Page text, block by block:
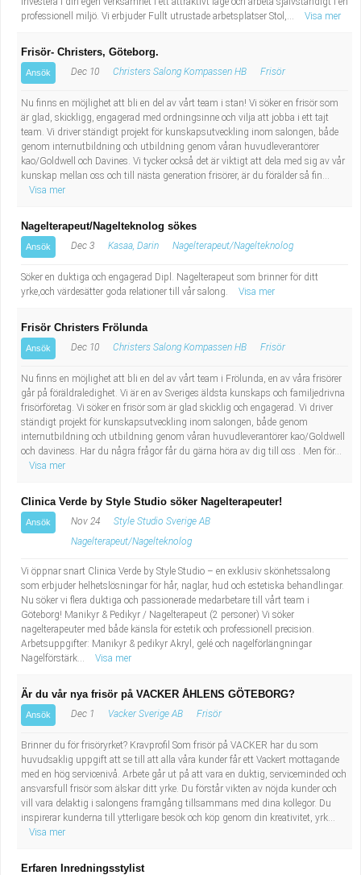
professionell miljö. Vi erbjuder Fullt utrustade arbetsplatser Stol,...
Visa mer
Frisör- Christers, Göteborg.
Ansök Dec 10 Christers Salong Kompassen HB Frisör
Nu finns en möjlighet att bli en del av vårt team i stan! Vi söker en frisör som
är glad, skickligg, engagerad med ordningsinne och vilja att jobba i ett tajt
team. Vi driver ständigt projekt för kunskapsutveckling inom salongen, både
genom internutbildning och utbildning genom våran huvudleverantörer
kao/Goldwell och Davines. Vi tycker också det är viktigt att dela med sig av vår
kunskap mellan oss och till nästa generation frisörer, är du förälder så fin...
Visa mer
Nagelterapeut/Nagelteknolog sökes
Ansök Dec 3 Kasaa, Darin Nagelterapeut/Nagelteknolog
Söker en duktiga och engagerad Dipl. Nagelterapeut som brinner för ditt
yrke,och värdesätter goda relationer till vår salong.
Visa mer
Frisör Christers Frölunda
Ansök Dec 10 Christers Salong Kompassen HB Frisör
Nu finns en möjlighet att bli en del av vårt team i Frölunda, en av våra frisörer
går på föräldraledighet. Vi är en av Sveriges äldsta kunskaps och familjedrivna
frisörföretag. Vi söker en frisör som är glad skicklig och engagerad. Vi driver
ständigt projekt för kunskapsutveckling inom salongen, både genom
internutbildning och utbildning genom våran huvudleverantörer kao/Goldwell
och daviness. Har du några frågor får du gärna höra av dig till oss . Men för...
Visa mer
Clinica Verde by Style Studio söker Nagelterapeuter!
Ansök Nov 24
Style Studio Sverige AB
Nagelterapeut/Nagelteknolog
Vi öppnar snart Clinica Verde by Style Studio – en exklusiv skönhetssalong
som erbjuder helhetslösningar för hår, naglar, hud och estetiska behandlingar.
Nu söker vi flera duktiga och passionerade medarbetare till vårt team i
Göteborg! Manikyr & Pedikyr / Nagelterapeut (2 personer) Vi söker
nagelterapeuter med både känsla för estetik och professionell precision.
Arbetsuppgifter: Manikyr & pedikyr Akryl, gelé och nagelförlängningar
Nagelförstärk...
Visa mer
Är du vår nya frisör på VACKER ÅHLENS GÖTEBORG?
Ansök Dec 1 Vacker Sverige AB Frisör
Brinner du för frisöryrket? Kravprofil Som frisör på VACKER har du som
huvudsaklig uppgift att se till att alla våra kunder får ett Vackert mottagande
med en hög servicenivå. Arbete går ut på att vara en duktig, serviceminded och
ansvarsfull frisör som älskar ditt yrke. Du förstår vikten av nöjda kunder och
vill vara delaktig i salongens framgång tillsammans med dina kollegor. Du
inspirerar kunderna till ytterligare besök och köp genom din kreativitet, yrk...
Visa mer
Erfaren Inredningsstylist